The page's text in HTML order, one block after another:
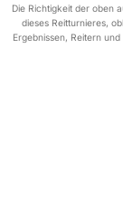
Die Richtigkeit der oben
dieses Reitturnieres,
Ergebnissen, Reitern